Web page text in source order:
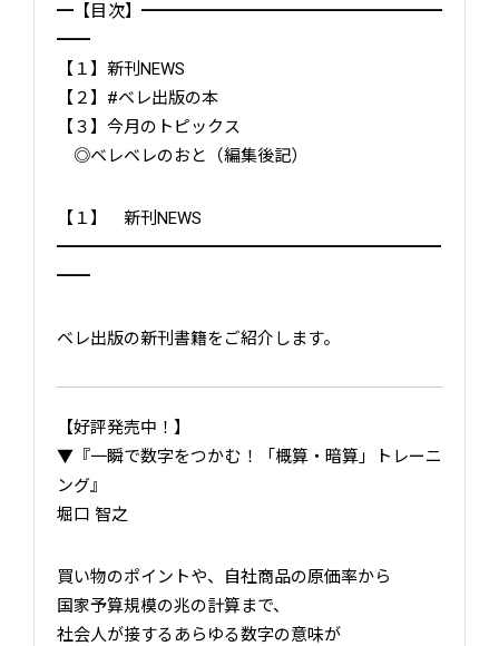
━【目次】━━━━━━━━━━━━━━━━━━
━━
【１】新刊NEWS
【２】#ベレ出版の本
【３】今月のトピックス
◎ベレベレのおと（編集後記）
【１】 新刊NEWS
━━━━━━━━━━━━━━━━━━━━━━━
━━
ベレ出版の新刊書籍をご紹介します。
【好評発売中！】
▼『一瞬で数字をつかむ！「概算・暗算」トレーニ
ング』
堀口 智之
買い物のポイントや、自社商品の原価率から
国家予算規模の兆の計算まで、
社会人が接するあらゆる数字の意味が